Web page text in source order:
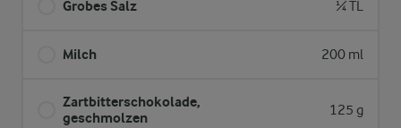
Grobes Salz ¼ TL
Milch 200 ml
Zartbitterschokolade,
geschmolzen
125 g